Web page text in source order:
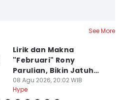
See More
Lirik dan Makna
"Februari" Rony
Parulian, Bikin Jatuh
Cinta?
08 Agu 2026, 20:02 WIB
Hype